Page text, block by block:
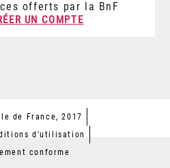
offerts par la BnF
UN COMPTE
de France, 2017
d'utilisation
conforme